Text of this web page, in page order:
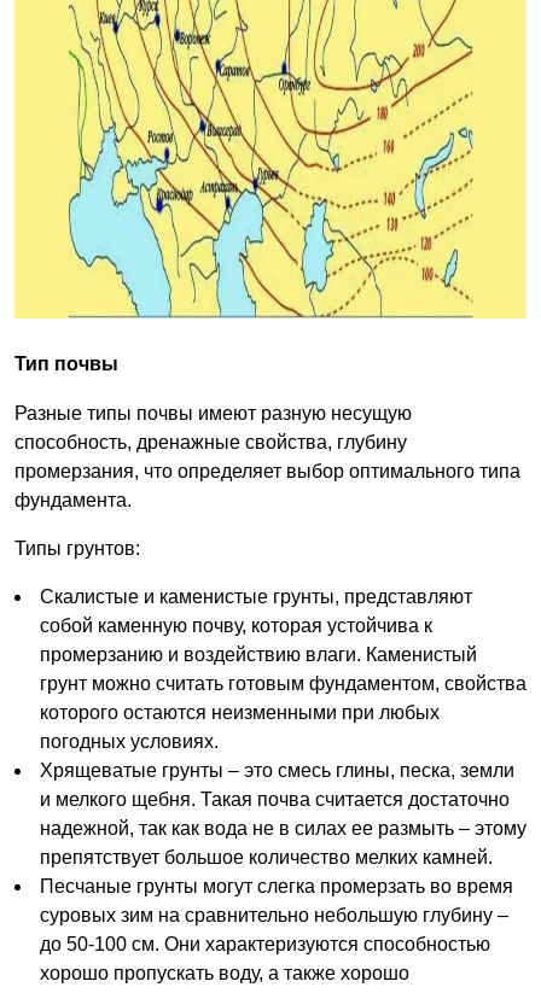
Тип почвы
Разные типы почвы имеют разную несущую
способность, дренажные свойства, глубину
промерзания, что определяет выбор оптимального типа
фундамента.
Типы грунтов:
Скалистые и каменистые грунты, представляют
собой каменную почву, которая устойчива к
промерзанию и воздействию влаги. Каменистый
грунт можно считать готовым фундаментом, свойства
которого остаются неизменными при любых
погодных условиях.
Хрящеватые грунты – это смесь глины, песка, земли
и мелкого щебня. Такая почва считается достаточно
надежной, так как вода не в силах ее размыть – этому
препятствует большое количество мелких камней.
Песчаные грунты могут слегка промерзать во время
суровых зим на сравнительно небольшую глубину –
до 50-100 см. Они характеризуются способностью
хорошо пропускать воду, а также хорошо